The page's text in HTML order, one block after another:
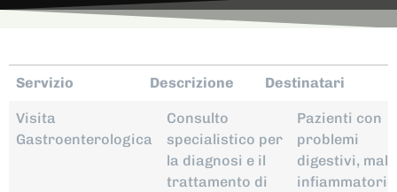
Servizio Descrizione
Destinatari
Servizio
Descrizione Destinatari
Visita
Gastroenterologica
Consulto
specialistico per
la diagnosi e il
trattamento di
Pazienti con
problemi
digestivi,
infiammatorie